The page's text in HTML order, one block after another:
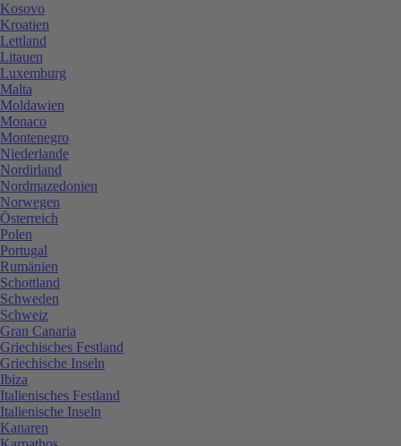
Kosovo
Kroatien
Lettland
Litauen
Luxemburg
Malta
Moldawien
Monaco
Montenegro
Niederlande
Nordirland
Nordmazedonien
Norwegen
Österreich
Polen
Portugal
Rumänien
Schottland
Schweden
Schweiz
Gran Canaria
Griechisches Festland
Griechische Inseln
Ibiza
Italienisches Festland
Italienische Inseln
Kanaren